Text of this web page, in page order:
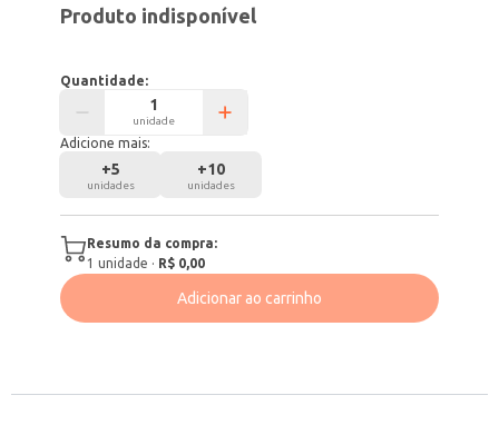
Produto indisponível
Quantidade:
unidade
Adicione mais:
+5
unidades
+10
unidades
Resumo da compra:
1 unidade · R$ 0,00
Adicionar ao carrinho